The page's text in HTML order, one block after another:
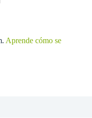
Aprende cómo se